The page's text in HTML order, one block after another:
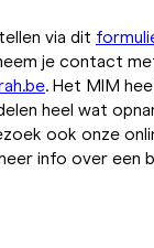
via dit
je contact
. Het MIM
heel wat
ook onze
info over een